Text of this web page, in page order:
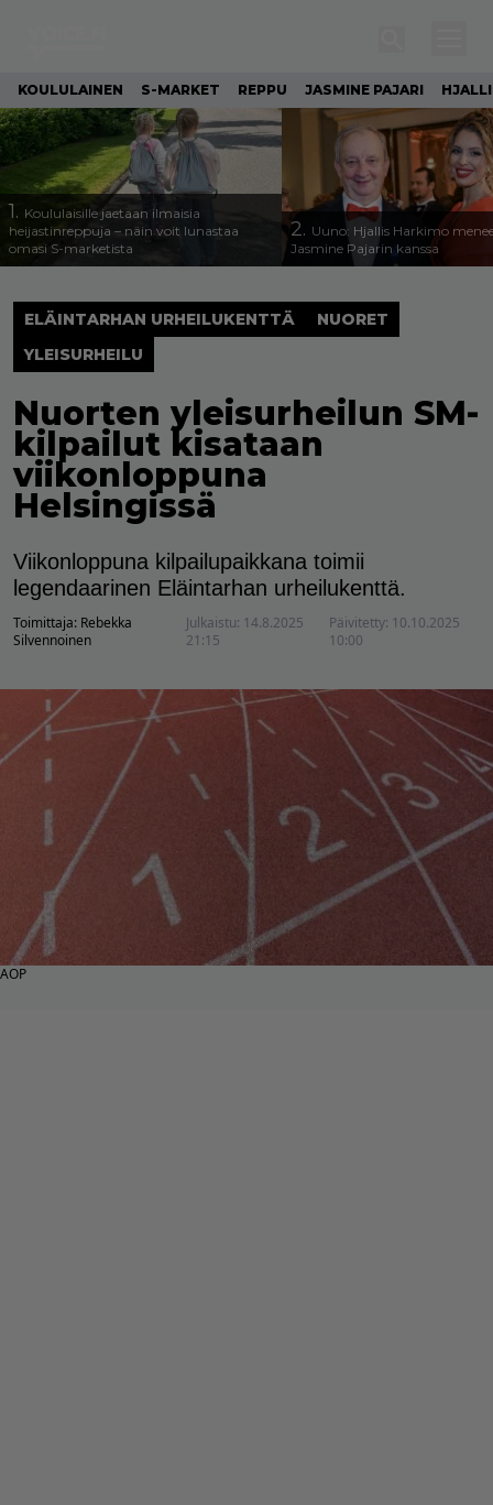
KOULULAINEN S-MARKET REPPU JASMINE PAJARI
1. Koululaisille jaetaan ilmaisia
heijastinreppuja – näin voit lunastaa
omasi S-marketista
2. Uuno: Hjallis Harkimo
Jasmine Pajarin kanssa
ELÄINTARHAN URHEILUKENTTÄ
NUORET
YLEISURHEILU
Nuorten yleisurheilun SM-
kilpailut kisataan
viikonloppuna
Helsingissä
Viikonloppuna kilpailupaikkana toimii
legendaarinen Eläintarhan urheilukenttä.
Toimittaja: Rebekka
Silvennoinen
Julkaistu: 14.8.2025
21:15
Päivitetty: 10.10.2025
10:00
AOP